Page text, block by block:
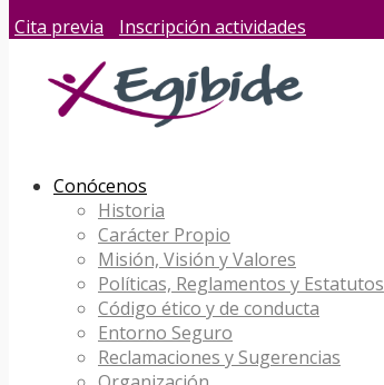
Cita previa
Inscripción actividades
Conócenos
Historia
Carácter Propio
Misión, Visión y Valores
Políticas, Reglamentos y Estatutos
Código ético y de conducta
Entorno Seguro
Reclamaciones y Sugerencias